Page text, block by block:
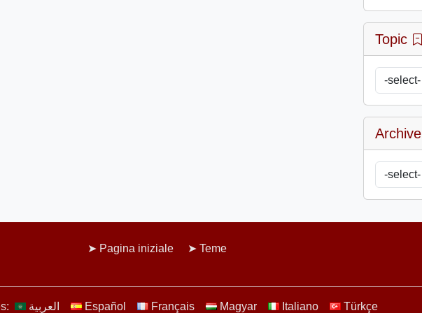
Topic
Archive
Pagina iniziale Teme
العربية Español Français Magyar Italiano Türkçe